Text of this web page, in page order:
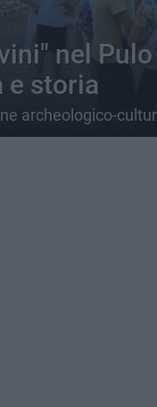
nel
e storia
archeologico-